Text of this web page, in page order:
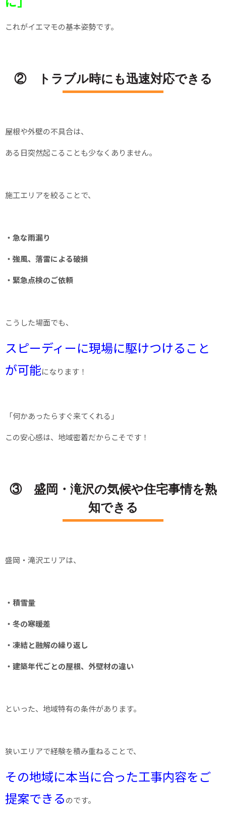
これがイエマモの基本姿勢です。
② トラブル時にも迅速対応できる
屋根や外壁の不具合は、
ある日突然起こることも少なくありません。
施工エリアを絞ることで、
・急な雨漏り
・強風、落雷による破損
・緊急点検のご依頼
こうした場面でも、
スピーディーに現場に駆けつけること
が可能になります ！
「何かあったらすぐ来てくれる」
この安心感は、地域密着だからこそです！
③ 盛岡・滝沢の気候や住宅事情を熟
知できる
盛岡・滝沢エリアは、
・積雪量
・冬の寒暖差
・凍結と融解の繰り返し
・建築年代ごとの屋根、外壁材の違い
といった、地域特有の条件があります。
狭いエリアで経験を積み重ねることで、
その地域に本当に合った工事内容をご
提案できるのです。